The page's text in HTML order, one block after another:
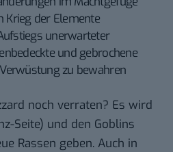
Krieg der Elemente
unerwarteter
und gebrochene
zu bewahren
noch verraten? Es wird
Seite) und den Goblins
Rassen geben. Auch in